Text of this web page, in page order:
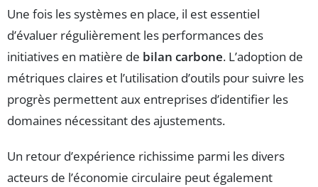
Une fois les systèmes en place, il est essentiel
d’évaluer régulièrement les performances des
initiatives en matière de bilan carbone. L’adoption de
métriques claires et l’utilisation d’outils pour suivre les
progrès permettent aux entreprises d’identifier les
domaines nécessitant des ajustements.
Un retour d’expérience richissime parmi les divers
acteurs de l’économie circulaire peut également